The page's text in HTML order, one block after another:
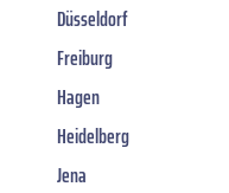
Düsseldorf
Freiburg
Hagen
Heidelberg
Jena